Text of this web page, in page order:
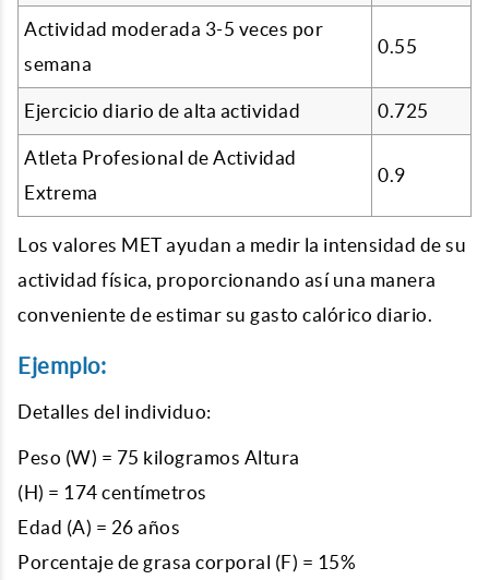
Actividad moderada 3-5 veces por
semana
0.55
Ejercicio diario de alta actividad 0.725
Atleta Profesional de Actividad
Extrema
0.9
Los valores MET ayudan a medir la intensidad de su
actividad física, proporcionando así una manera
conveniente de estimar su gasto calórico diario.
Ejemplo:
Detalles del individuo:
Peso (W) = 75 kilogramos Altura
(H) = 174 centímetros
Edad (A) = 26 años
Porcentaje de grasa corporal (F) = 15%